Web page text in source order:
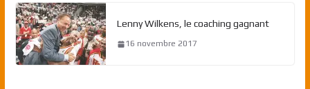
Lenny Wilkens, le coaching gagnant
16 novembre 2017